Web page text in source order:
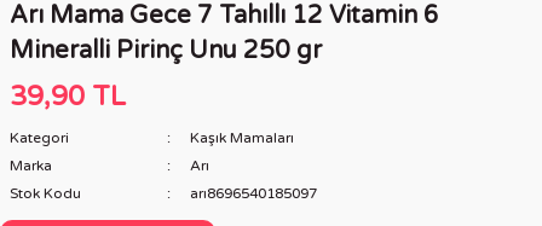
Arı Mama Gece 7 Tahıllı 12 Vitamin 6
Mineralli Pirinç Unu 250 gr
39,90 TL
Kategori
Kaşık Mamaları
Marka
Arı
Stok Kodu
arı8696540185097